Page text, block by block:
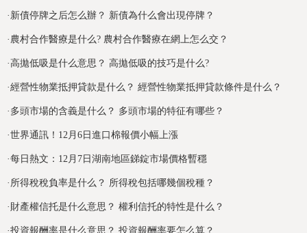
· 新債停牌之后怎么辦？ 新債為什么會出現停牌？
· 農村合作醫療是什么? 農村合作醫療在網上怎么交？
· 高拋低吸是什么意思？ 高拋低吸的技巧是什么?
·經營性物業抵押貸款是什么？ 經營性物業抵押貸款條件是什么？
· 多頭市場的含義是什么？ 多頭市場的特征有哪些？
·世界通訊！12月6日進口棉報價小幅上漲
·每日熱文：12月7日湖南地區銻錠市場價格暫穩
· 所得稅稅負率是什么？ 所得稅包括哪幾個稅種？
· 財產權信托是什么意思？ 權利信托的特性是什么？
·投資報酬率是什么意思？ 投資報酬率要怎么算？